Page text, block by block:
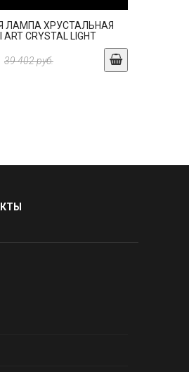
ЛАМПА ХРУСТАЛЬНАЯ
ART CRYSTAL LIGHT
39 402 руб.